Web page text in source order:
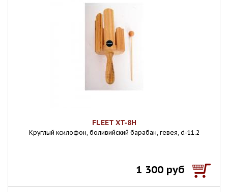
FLEET XT-8H
Круглый ксилофон, боливийский барабан, гевея, d-11.2
1 300 руб